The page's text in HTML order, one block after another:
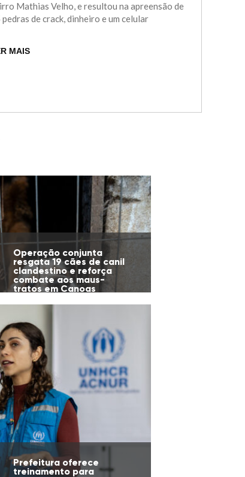
Mathias Velho, e resultou na apreensão de
pedras de crack, dinheiro e um celular
MAIS
Operação conjunta
resgata 19 cães de canil
clandestino e reforça
combate aos maus-
tratos em Canoas
Prefeitura oferece
treinamento para